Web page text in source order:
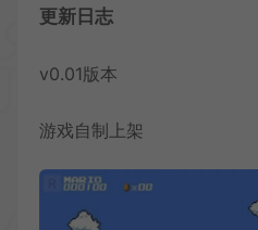
更新日志
v0.01版本
游戏自制上架